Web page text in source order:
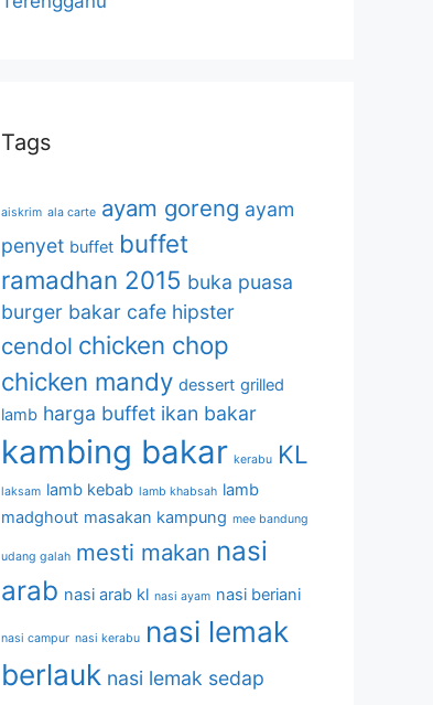
Tags
aiskrim ala carte ayam goreng ayam
penyet buffet buffet
ramadhan 2015 buka puasa
burger bakar cafe hipster
cendol chicken chop
chicken mandy dessert grilled
lamb harga buffet ikan bakar
kambing bakar kerabu KL
laksam lamb kebab lamb khabsah lamb
madghout masakan kampung mee bandung
udang galah mesti makan nasi
arab nasi arab kl nasi ayam nasi beriani
nasi campur nasi kerabu nasi lemak
berlauk nasi lemak sedap